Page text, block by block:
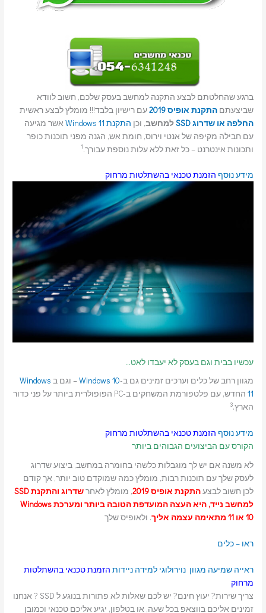
ברגע שהחלטתם לבצע התקנה למחשב בעסק שלכם, חשוב לוודא
שביצעתםהתקנת אופיס 2019
עם רישיון בלבד!!! מומלץ לבצע ראשית
החלפה או שדרוג SSD
למחשב, וכן התקנת Windows 11
אשר מגיעה
עם חבילה מקיפה של אנטי וירוס, חומת אש, הגנה מפני תוכנות כופר
ותכונות אינטרנט – כל זאת ללא עלות נוספת עבורך.1
מידע נוסף הזמנת טכנאי בהשתלטות מרחוק
עכשיו בבית וגם בעסק לא יעבדו לאט…
מגוון רחב של כלים וערכים זמינים גם ב-Windows 10– וגם ב Windows
11
החדש, עם פלטפורמת המשחקים ב-PC הפופולרית ביותר על פני כדור
הארץ.3
מידע נוסף הזמנת טכנאי בהשתלטות מרחוק
הקורס עם הביצועים הגבוהים ביותר
לא משנה אם יש לך מוגבלות כלשהי בחומרה במחשב, ביצוע שדרוג
לעסק שלך עם תוכנות רבות, מומלץ כמה שמוקדם טוב יותר, אך קודם
לכן חשוב לבצעהתקנת אופיס 2019 , מומלץ לאחר
שדרוג והתקנת SSD
למחשב נייד, היא העצה המועדפת הטובה ביותר ומערכת Windows
10 או 11 מתאימה עצמה אליך
. ולאופיס שלך
ראו – כלים
ראייה שמיעה מגוון נוירולוגי למידה ניידות הזמנת טכנאי בהשתלטות
מרחוק
צריך שירות? יעוץ חינם? יש לכם שאלות לא פתורות בנוגע ל SSD ? אנחנו
זמינים אליכם בווצאפ בכל שעה, או בטלפון, יגיע אליכם טכנאי וכמובן